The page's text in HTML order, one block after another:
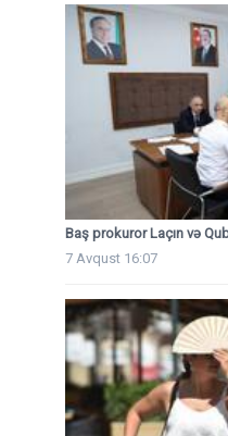
Baş prokuror Laçın və
7 Avqust 16:07